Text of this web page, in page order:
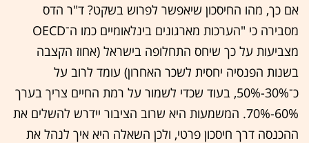
אם כך, מהו החיסכון שיאפשר לפרוש בשקט? ד"ר הדס
מסבירה כי "הערכות מארגונים בינלאומיים כמו ה־OECD
מצביעות על כך שיחס התחלופה בישראל (אחוז הקצבה
בשנות הפנסיה יחסית לשכר האחרון) עומד לרוב על
כ־30%-50%, בעוד שכדי לשמור על רמת החיים צריך בערך
60%-70%. המשמעות היא שרוב הציבור יידרש להשלים את
ההכנסה דרך חיסכון פרטי, ולכן השאלה היא איך לנהל את